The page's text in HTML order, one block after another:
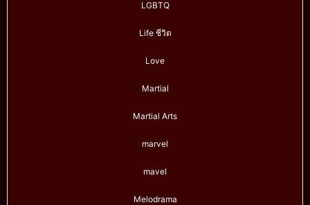
LGBTQ
Life ชีวิต
Love
Martial
Martial Arts
marvel
mavel
Melodrama